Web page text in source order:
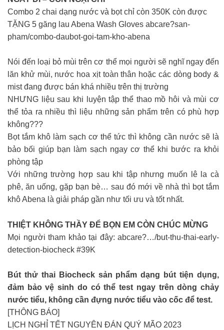
Combo 2 chai dạng nước và bọt chỉ còn 350K còn được
TẶNG 5 găng lau Abena Wash Gloves abcare?san-
pham/combo-daubot-goi-tam-kho-abena
Nói đến loại bỏ mùi trên cơ thể mọi người sẽ nghĩ ngay đến
lăn khử mùi, nước hoa xịt toàn thân hoặc các dòng body &
mist đang được bán khá nhiều trên thị trường
NHƯNG liệu sau khi luyện tập thể thao mồ hôi và mùi cơ
thể tỏa ra nhiều thì liệu những sản phẩm trên có phù hợp
không???
Bọt tắm khô làm sạch cơ thể tức thì không cần nước sẽ là
bảo bối giúp bạn làm sạch ngay cơ thể khi bước ra khỏi
phòng tập
Với những trường hợp sau khi tập nhưng muốn lê la cà
phê, ăn uống, gặp bạn bè… sau đó mới về nhà thì bọt tắm
khô Abena là giải pháp gần như tối ưu và tốt nhất.
THIỆT KHÔNG THẦY ĐỂ BỌN EM CÒN CHÚC MỪNG
Mọi người tham khảo tại đây: abcare?…/but-thu-thai-early-
detection-biocheck #39K
Bút thử thai Biocheck sản phẩm dạng bút tiện dụng,
đảm bảo vệ sinh do có thể test ngay trên dòng chảy
nước tiểu, không cần đựng nước tiểu vào cốc để test.
[THÔNG BÁO]
LỊCH NGHỈ TẾT NGUYÊN ĐÁN QUÝ MÃO 2023